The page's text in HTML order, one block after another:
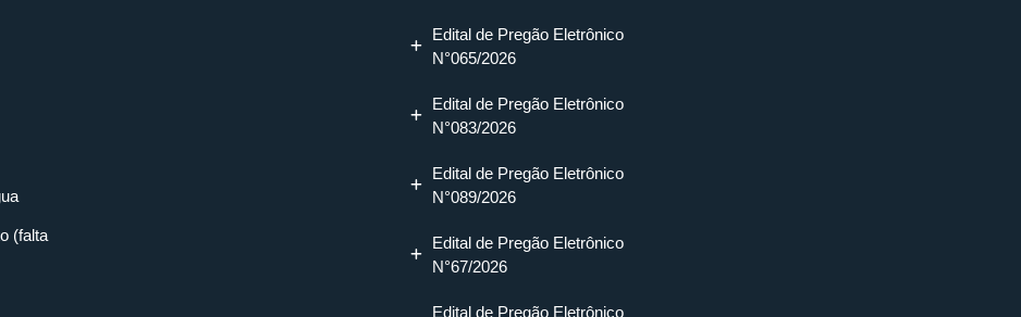
(falta
Edital de Pregão Eletrônico
N°065/2026
Edital de Pregão Eletrônico
N°083/2026
Edital de Pregão Eletrônico
N°089/2026
Edital de Pregão Eletrônico
N°67/2026
Edital de Pregão Eletrônico